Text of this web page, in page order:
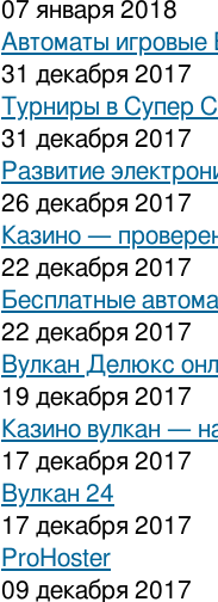
07 января 2018
Автоматы игровые
31 декабря 2017
Турниры в Супер
31 декабря 2017
Развитие
26 декабря 2017
Казино —
22 декабря 2017
Бесплатные
22 декабря 2017
Вулкан Делюкс
19 декабря 2017
Казино вулкан —
17 декабря 2017
Вулкан 24
17 декабря 2017
ProHoster
09 декабря 2017